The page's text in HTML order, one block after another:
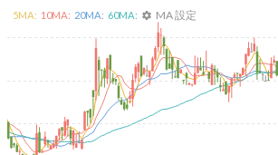
5MA: 10MA: 20MA: 60MA: settings MA 設定